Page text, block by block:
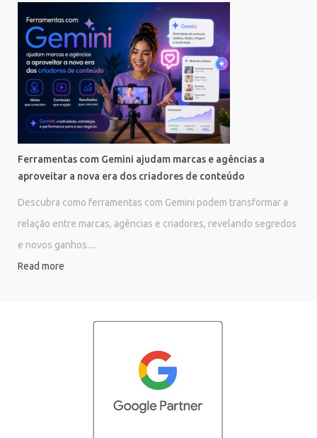
Ferramentas com Gemini ajudam marcas e agências a
aproveitar a nova era dos criadores de conteúdo
Descubra como ferramentas com Gemini podem transformar a
relação entre marcas, agências e criadores, revelando segredos
e novos ganhos....
Read more